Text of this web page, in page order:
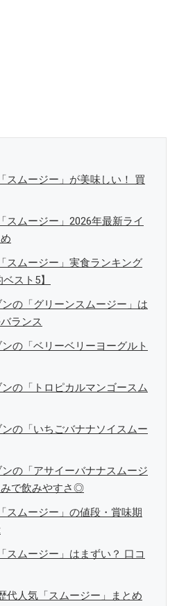
スムージー」が美味しい！ 買
スムージー」2026年最新ライ
スムージー」実食ランキング
スト5】
の「グリーンスムージー」は
ランス
の「ベリーベリーヨーグルト
の「トロピカルマンゴースム
の「いちごバナナソイスムー
の「アサイーバナナスムージ
で飲みやすさ◎
スムージー」の値段・賞味期
スムージー」はまずい？ 口コ
代人気「スムージー」まとめ